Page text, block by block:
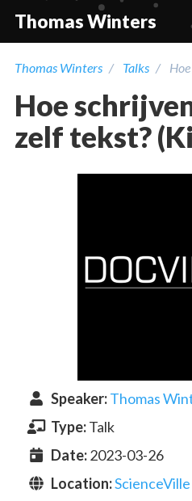
Thomas Winters
Projects
Academic
Thomas Winters Talks Hoe
Hoe
zelf tekst?
Speaker:Thomas
Type:Talk
Date:2023-03-26
Location:ScienceVille